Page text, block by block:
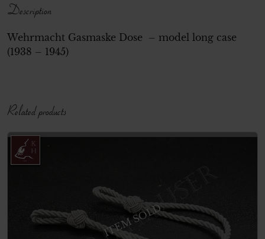
Description
Wehrmacht Gasmaske Dose – model long case
(1938 – 1945)
Related products
ITEM SOLD